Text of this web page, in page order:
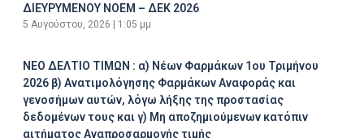
ΔΙΕΥΡΥΜΕΝΟΥ ΝΟΕΜ – ΔΕΚ 2026
5 Αυγούστου, 2026 1:05 μμ
ΝΕΟ ΔΕΛΤΙΟ ΤΙΜΩΝ : α) Νέων Φαρμάκων 1ου Τριμήνου
2026 β) Ανατιμολόγησης Φαρμάκων Αναφοράς και
γενοσήμων αυτών, λόγω λήξης της προστασίας
δεδομένων τους και γ) Μη αποζημιούμενων κατόπιν
αιτήματος Αναπροσαρμογής τιμής